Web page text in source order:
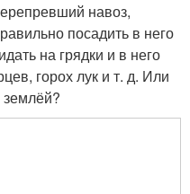
навоз,
посадить в него
на грядки и в него
горох лук и т. д. Или